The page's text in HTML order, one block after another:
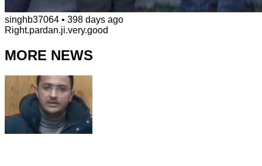
singhb37064 • 398 days ago
Right.pardan.ji.very.good
MORE NEWS